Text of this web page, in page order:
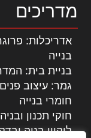
מדריכים
אדריכלות:
בנייה
בניית בית:
גמר: עיצוב
חומרי בנייה
חוקי תכנון
ליקויי בניה